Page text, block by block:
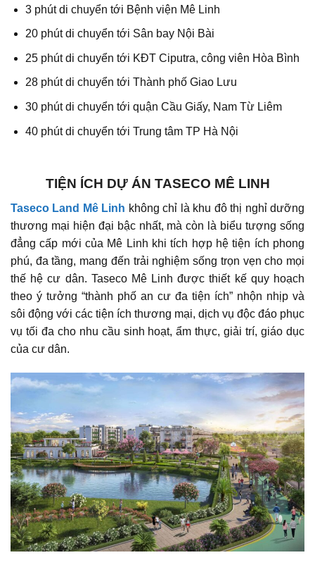
3 phút di chuyển tới Bệnh viện Mê Linh
20 phút di chuyển tới Sân bay Nội Bài
25 phút di chuyển tới KĐT Ciputra, công viên Hòa Bình
28 phút di chuyển tới Thành phố Giao Lưu
30 phút di chuyển tới quận Cầu Giấy, Nam Từ Liêm
40 phút di chuyển tới Trung tâm TP Hà Nội
TIỆN ÍCH DỰ ÁN TASECO MÊ LINH
Taseco Land Mê Linh không chỉ là khu đô thị nghỉ dưỡng
thương mại hiện đại bậc nhất, mà còn là biểu tượng sống
đẳng cấp mới của Mê Linh khi tích hợp hệ tiện ích phong
phú, đa tầng, mang đến trải nghiệm sống trọn vẹn cho mọi
thế hệ cư dân. Taseco Mê Linh được thiết kế quy hoạch
theo ý tưởng “thành phố an cư đa tiện ích” nhộn nhịp và
sôi động với các tiện ích thương mại, dịch vụ độc đáo phục
vụ tối đa cho nhu cầu sinh hoạt, ẩm thực, giải trí, giáo dục
của cư dân.